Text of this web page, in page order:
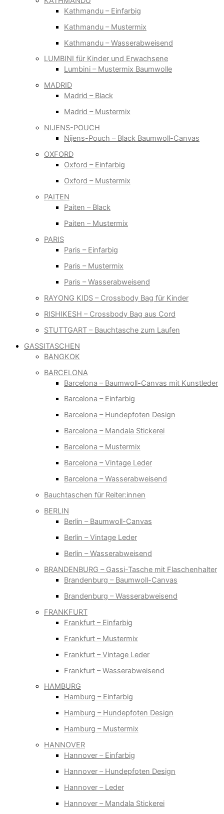
Kathmandu – Einfarbig
Kathmandu – Mustermix
Kathmandu – Wasserabweisend
LUMBINI für Kinder und Erwachsene
Lumbini – Mustermix Baumwolle
MADRID
Madrid – Black
Madrid – Mustermix
NIJENS-POUCH
Nijens-Pouch – Black Baumwoll-Canvas
OXFORD
Oxford – Einfarbig
Oxford – Mustermix
PAITEN
Paiten – Black
Paiten – Mustermix
PARIS
Paris – Einfarbig
Paris – Mustermix
Paris – Wasserabweisend
RAYONG KIDS – Crossbody Bag für Kinder
RISHIKESH – Crossbody Bag aus Cord
STUTTGART – Bauchtasche zum Laufen
GASSITASCHEN
BANGKOK
BARCELONA
Barcelona – Baumwoll-Canvas mit Kunstleder
Barcelona – Einfarbig
Barcelona – Hundepfoten Design
Barcelona – Mandala Stickerei
Barcelona – Mustermix
Barcelona – Vintage Leder
Barcelona – Wasserabweisend
Bauchtaschen für Reiter:innen
BERLIN
Berlin – Baumwoll-Canvas
Berlin – Vintage Leder
Berlin – Wasserabweisend
BRANDENBURG – Gassi-Tasche mit Flaschenhalter
Brandenburg – Baumwoll-Canvas
Brandenburg – Wasserabweisend
FRANKFURT
Frankfurt – Einfarbig
Frankfurt – Mustermix
Frankfurt – Vintage Leder
Frankfurt – Wasserabweisend
HAMBURG
Hamburg – Einfarbig
Hamburg – Hundepfoten Design
Hamburg – Mustermix
HANNOVER
Hannover – Einfarbig
Hannover – Hundepfoten Design
Hannover – Leder
Hannover – Mandala Stickerei